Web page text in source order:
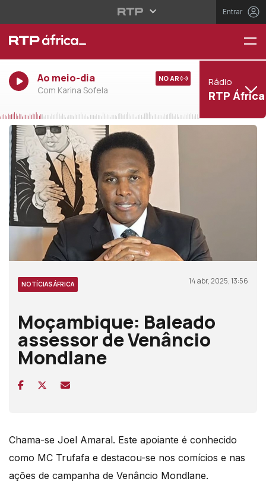
Entrar
Ao meio-dia
Com Karina Sofela
NO AR Rádio
RTP África
NOTÍCIAS ÁFRICA 14 abr, 2025, 13:56
Moçambique: Baleado
assessor de Venâncio
Mondlane
Chama-se Joel Amaral. Este apoiante é conhecido
como MC Trufafa e destacou-se nos comícios e nas
ações de campanha de Venâncio Mondlane.